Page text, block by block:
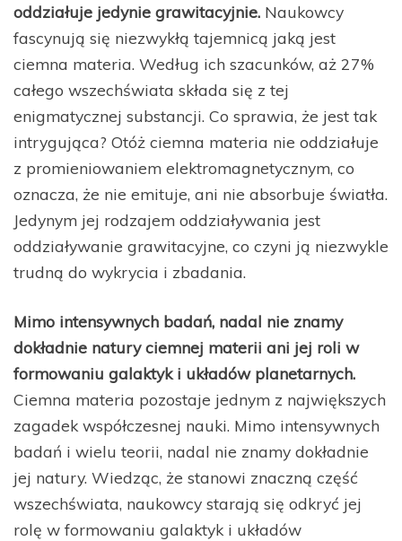
oddziałuje jedynie grawitacyjnie. Naukowcy
fascynują się niezwykłą tajemnicą jaką jest
ciemna materia. Według ich szacunków, aż 27%
całego wszechświata składa się z tej
enigmatycznej substancji. Co sprawia, że jest tak
intrygująca? Otóż ciemna materia nie oddziałuje
z promieniowaniem elektromagnetycznym, co
oznacza, że nie emituje, ani nie absorbuje światła.
Jedynym jej rodzajem oddziaływania jest
oddziaływanie grawitacyjne, co czyni ją niezwykle
trudną do wykrycia i zbadania.
Mimo intensywnych badań, nadal nie znamy
dokładnie natury ciemnej materii ani jej roli w
formowaniu galaktyk i układów planetarnych.
Ciemna materia pozostaje jednym z największych
zagadek współczesnej nauki. Mimo intensywnych
badań i wielu teorii, nadal nie znamy dokładnie
jej natury. Wiedząc, że stanowi znaczną część
wszechświata, naukowcy starają się odkryć jej
rolę w formowaniu galaktyk i układów